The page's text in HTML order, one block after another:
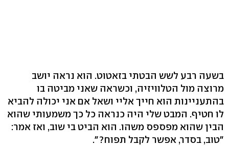
בשעה רבע לשש הבטתי בזאטוט. הוא נראה יושב
מרוצה מול הטלוויזיה, וכשראה שאני מביטה בו
בהתעניינות הוא חייך אליי ושאל אם אני יכולה להביא
לו חטיף. המבט שלי היה כנראה כל כך משמעותי שהוא
הבין שהוא מפספס משהו. הוא הביט בי שוב, ואז אמר:
"טוב, בסדר, אפשר לקבל תפוח?".